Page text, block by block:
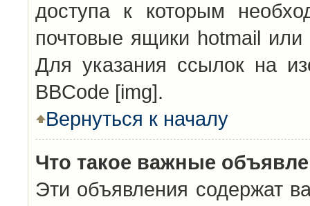
доступа к которым
почтовые ящики hotmail
Для указания ссылок на
BBCode [img].
Вернуться к началу
Что такое важные
Эти объявления содержат